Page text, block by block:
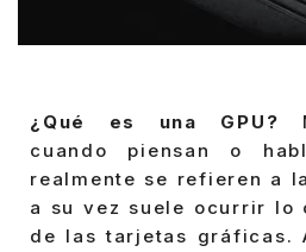
¿Qué es una GPU?
cuando piensan o
realmente se refieren a
a su vez suele ocurrir lo
de las tarjetas gráficas.